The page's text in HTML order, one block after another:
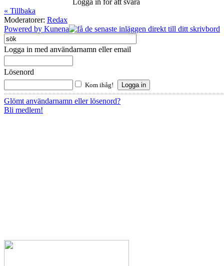
Logga in för att svara
« Tillbaka
Moderatorer: Redax
Powered by Kunena
Logga in med användarnamn eller email
Lösenord
Kom ihåg!
Glömt användarnamn eller lösenord?
Bli medlem!